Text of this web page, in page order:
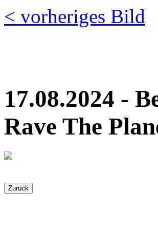
< vorheriges Bild
17.08.2024 -
Rave The